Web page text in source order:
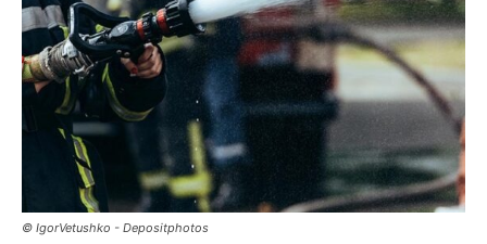
© IgorVetushko - Depositphotos